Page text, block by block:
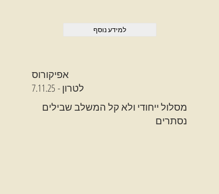
למידע נוסף
אפיקורוס
7.11.25 - לטרון
מסלול ייחודי ולא קל המשלב שבילים
נסתרים